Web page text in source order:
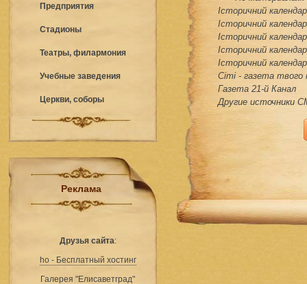
Предприятия
Стадионы
Театры, филармония
Учебные заведения
Церкви, соборы
Реклама
Друзья сайта:
ho - Бесплатный хостинг
Галерея "Елисаветград"
Історичний
Історичний
Історичний
Історичний
Історичний
Сіті - газета твого
Газета 21-й Канал
Другие источники